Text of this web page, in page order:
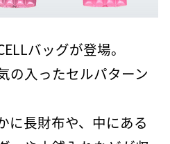
バッグが登場。
の入ったセルパターン
に長財布や、中にある